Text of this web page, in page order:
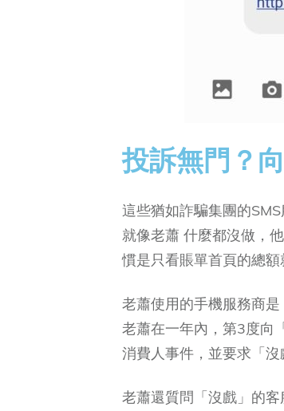
投訴無門？
這些猶如詐騙集團的
就像老蕭 什麼都沒做，
慣是只看賬單首頁的總額
老蕭使用的手機服務商
老蕭在一年內，第3度向
消費人事件，並要求「沒
老蕭還質問「沒戲」的